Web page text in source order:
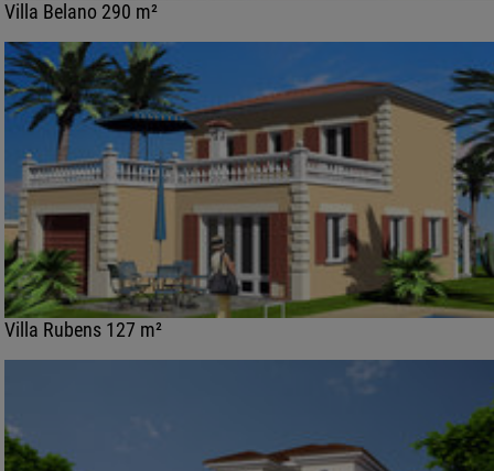
Villa Belano 290 m²
Villa Rubens 127 m²